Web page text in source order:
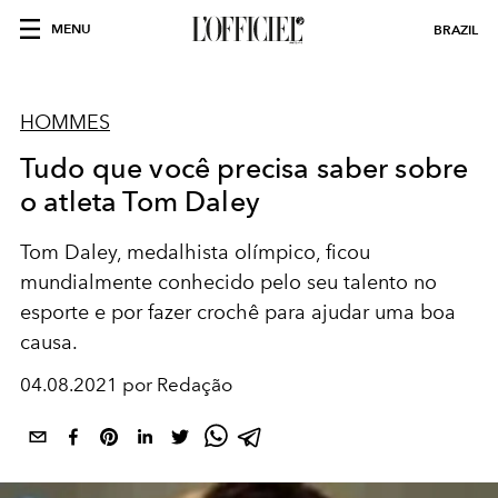
MENU BRAZIL
HOMMES
Tudo que você precisa saber sobre
o atleta Tom Daley
Tom Daley, medalhista olímpico, ficou
mundialmente conhecido pelo seu talento no
esporte e por fazer crochê para ajudar uma boa
causa.
04.08.2021 por Redação